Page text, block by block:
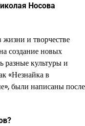
Носова
и творчестве
создание новых
разные культуры и
«Незнайка в
были написаны после